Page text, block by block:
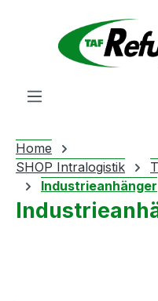
Zum Hauptinhalt springen
Home
SHOP Intralogistik
Industrieanhänger